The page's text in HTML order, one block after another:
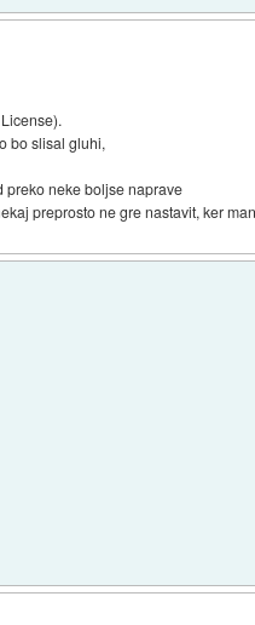
bo slisal gluhi,
preko neke boljse naprave
preprosto ne gre nastavit, ker